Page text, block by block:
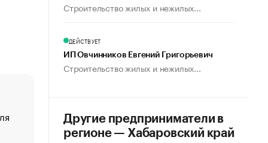
«От спорта тело стареет иначе». Как живет глава
создавшей GTA
Строительство жилых и нежилых...
ДЕЙСТВУЕТ
ИП Овчинников Евгений Григорьевич
Строительство жилых и нежилых...
Другие предприниматели в
регионе — Хабаровский край